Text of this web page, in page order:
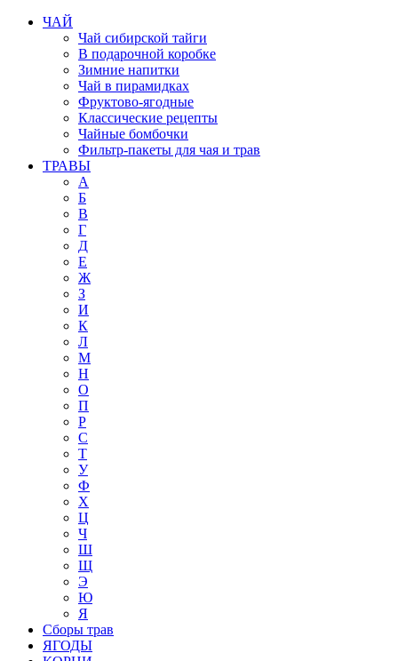
ЧАЙ
Чай сибирской тайги
В подарочной коробке
Зимние напитки
Чай в пирамидках
Фруктово-ягодные
Классические рецепты
Чайные бомбочки
Фильтр-пакеты для чая и трав
ТРАВЫ
А
Б
В
Г
Д
Е
Ж
З
И
К
Л
М
Н
О
П
Р
С
Т
У
Ф
Х
Ц
Ч
Ш
Щ
Э
Ю
Я
Сборы трав
ЯГОДЫ